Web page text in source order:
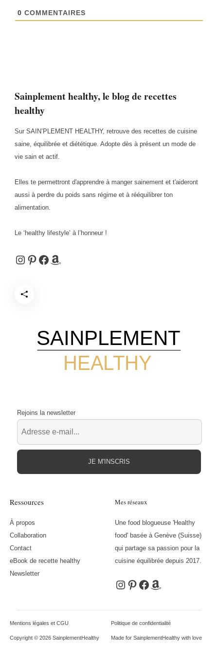
Sainplement healthy, le blog de recettes
healthy
Sur SAIN’PLEMENT HEALTHY, retrouve des recettes de cuisine
saine, équilibrée et diététique. Adopte dès à présent un mode de
vie sain et actif.
Elles te permettront d'apprendre à manger sainement et t'aideront
aussi à perdre du poids sans régime et à rééquilibrer ton
alimentation.
Le ‘healthy lifestyle’ à l’honneur !
Instagram
Pinterest
Facebook
Amazon
0 COMMENTAIRES
HEALTHY
SAINPLEMENT
Ressources
À propos
Collaboration
Contact
eBook de recette healthy
Newsletter
Mes réseaux
Une food blogueuse 'Healthy
food' basée à Genève (Suisse)
qui partage sa passion pour la
cuisine équilibrée depuis 2017.
Instagram
Pinterest
Facebook
Amazon
Rejoins la newsletter
JE M'INSCRIS
Mentions légales et CGU Politique de confidentialité
Copyright © 2026 SainplementHealthy Made for SainplementHealthy with love